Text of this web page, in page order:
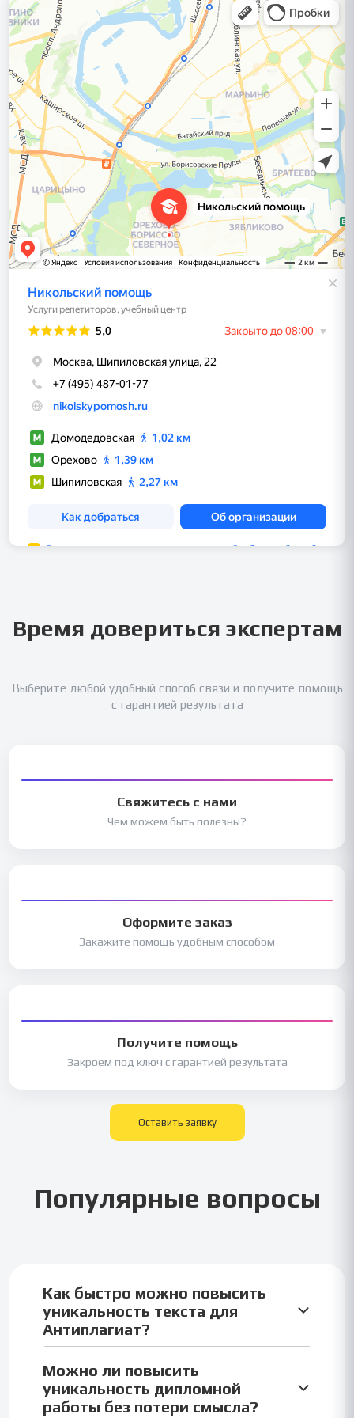
Время довериться экспертам
Выберите любой удобный способ связи и получите помощь
с гарантией результата
Свяжитесь с нами
Чем можем быть полезны?
Оформите заказ
Закажите помощь удобным способом
Получите помощь
Закроем под ключ с гарантией результата
Оставить заявку
Популярные вопросы
Как быстро можно повысить
уникальность текста для
Антиплагиат?
Мы поднимаем уникальность от 1 часа в
проходит вручную, поэтому текст сохраняет
смысл и стиль, а проверка легко проходит
Можно ли повысить
уникальность дипломной
работы без потери смысла?